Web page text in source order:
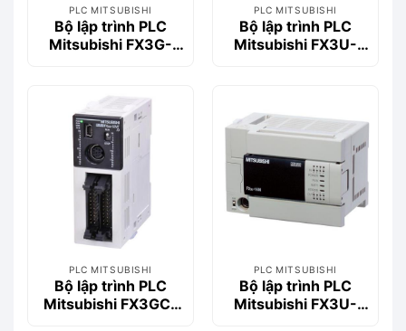
PLC MITSUBISHI
Bộ lập trình PLC
Mitsubishi FX3G-
PLC MITSUBISHI
Bộ lập trình PLC
Mitsubishi FX3U-
PLC MITSUBISHI
Bộ lập trình PLC
Mitsubishi FX3GC-
PLC MITSUBISHI
Bộ lập trình PLC
Mitsubishi FX3U-